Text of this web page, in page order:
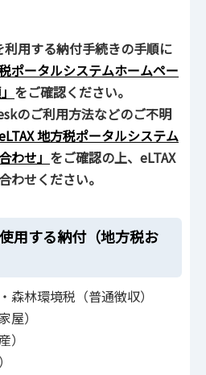
用する納付手続きの手順に
ポータルシステムホームペー
をご確認ください。
のご利用方法などのご不明
地方税ポータルシステム
わせ」 をご確認の上、eLTAX
わせください。
用する納付（地方税お
森林環境税（普通徴収）
屋）
）